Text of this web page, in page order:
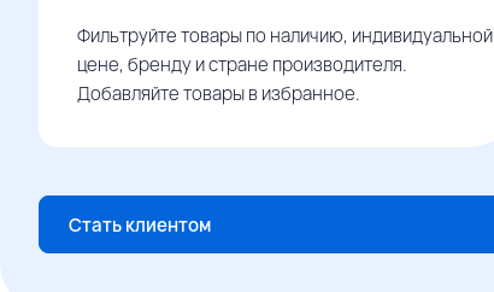
Фильтруйте товары по наличию, индивидуальной
цене, бренду и стране производителя.
Добавляйте товары в избранное.
Стать клиентом